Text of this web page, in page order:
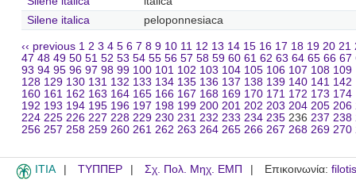
Silene italica
peloponnesiaca
‹‹ previous 1 2 3 4 5 6 7 8 9 10 11 12 13 14 15 16 17 18 19 20 21
47 48 49 50 51 52 53 54 55 56 57 58 59 60 61 62 63 64 65 66 67
93 94 95 96 97 98 99 100 101 102 103 104 105 106 107 108 109
128 129 130 131 132 133 134 135 136 137 138 139 140 141 142
160 161 162 163 164 165 166 167 168 169 170 171 172 173 174
192 193 194 195 196 197 198 199 200 201 202 203 204 205 206
224 225 226 227 228 229 230 231 232 233 234 235 236 237 238
256 257 258 259 260 261 262 263 264 265 266 267 268 269 270
ITIA ΤΥΠΠΕΡ Σχ. Πολ. Μηχ. ΕΜΠ Επικοινωνία: